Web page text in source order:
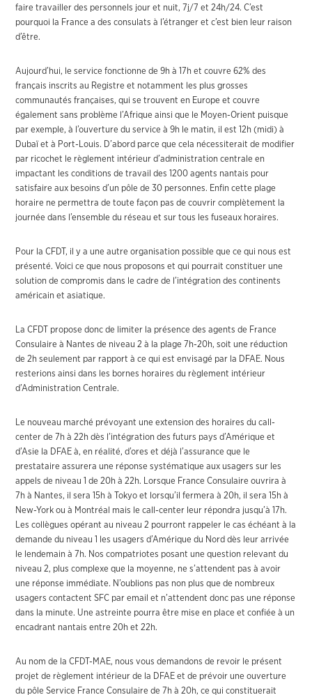
faire travailler des personnels jour et nuit, 7j/7 et 24h/24. C’est
pourquoi la France a des consulats à l’étranger et c’est bien leur raison
d’être.
Aujourd’hui, le service fonctionne de 9h à 17h et couvre 62% des
français inscrits au Registre et notamment les plus grosses
communautés françaises, qui se trouvent en Europe et couvre
également sans problème l’Afrique ainsi que le Moyen-Orient puisque
par exemple, à l’ouverture du service à 9h le matin, il est 12h (midi) à
Dubaï et à Port-Louis. D’abord parce que cela nécessiterait de modifier
par ricochet le règlement intérieur d’administration centrale en
impactant les conditions de travail des 1200 agents nantais pour
satisfaire aux besoins d’un pôle de 30 personnes. Enfin cette plage
horaire ne permettra de toute façon pas de couvrir complètement la
journée dans l’ensemble du réseau et sur tous les fuseaux horaires.
Pour la CFDT, il y a une autre organisation possible que ce qui nous est
présenté. Voici ce que nous proposons et qui pourrait constituer une
solution de compromis dans le cadre de l’intégration des continents
américain et asiatique.
La CFDT propose donc de limiter la présence des agents de France
Consulaire à Nantes de niveau 2 à la plage 7h-20h, soit une réduction
de 2h seulement par rapport à ce qui est envisagé par la DFAE. Nous
resterions ainsi dans les bornes horaires du règlement intérieur
d’Administration Centrale.
Le nouveau marché prévoyant une extension des horaires du call-
center de 7h à 22h dès l’intégration des futurs pays d’Amérique et
d’Asie la DFAE à, en réalité, d’ores et déjà l’assurance que le
prestataire assurera une réponse systématique aux usagers sur les
appels de niveau 1 de 20h à 22h. Lorsque France Consulaire ouvrira à
7h à Nantes, il sera 15h à Tokyo et lorsqu’il fermera à 20h, il sera 15h à
New-York ou à Montréal mais le call-center leur répondra jusqu’à 17h.
Les collègues opérant au niveau 2 pourront rappeler le cas échéant à la
demande du niveau 1 les usagers d’Amérique du Nord dès leur arrivée
le lendemain à 7h. Nos compatriotes posant une question relevant du
niveau 2, plus complexe que la moyenne, ne s’attendent pas à avoir
une réponse immédiate. N’oublions pas non plus que de nombreux
usagers contactent SFC par email et n’attendent donc pas une réponse
dans la minute. Une astreinte pourra être mise en place et confiée à un
encadrant nantais entre 20h et 22h.
Au nom de la CFDT-MAE, nous vous demandons de revoir le présent
projet de règlement intérieur de la DFAE et de prévoir une ouverture
du pôle Service France Consulaire de 7h à 20h, ce qui constituerait